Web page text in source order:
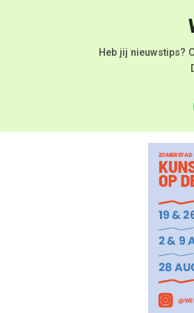
Heb jij nieuwstips?